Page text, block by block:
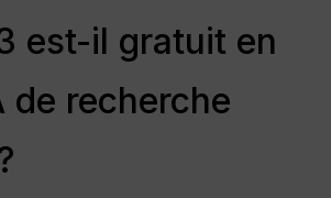
est-il gratuit en
de recherche